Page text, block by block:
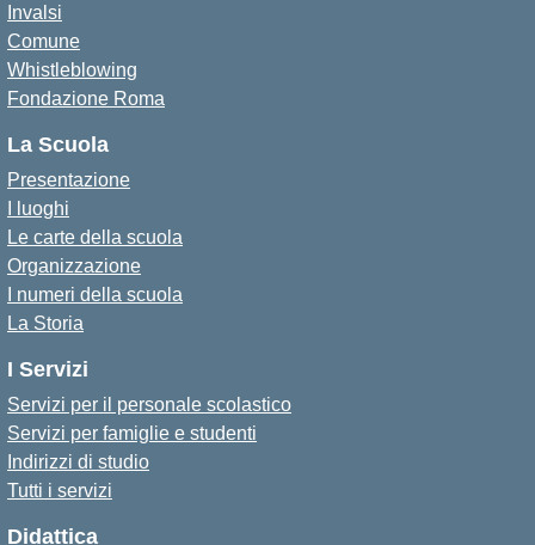
Invalsi
Comune
Whistleblowing
Fondazione Roma
La Scuola
Presentazione
I luoghi
Le carte della scuola
Organizzazione
I numeri della scuola
La Storia
I Servizi
Servizi per il personale scolastico
Servizi per famiglie e studenti
Indirizzi di studio
Tutti i servizi
Didattica